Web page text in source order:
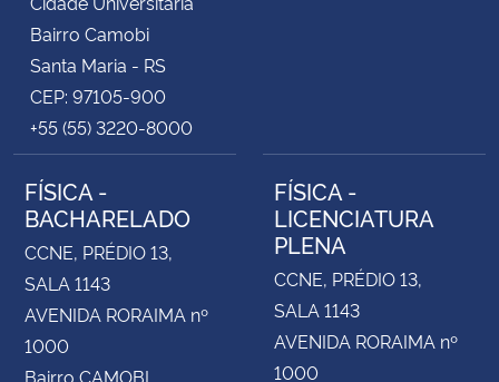
Bairro Camobi
Santa Maria - RS
CEP: 97105-900
+55 (55) 3220-8000
FÍSICA -
BACHARELADO
CCNE, PRÉDIO 13,
SALA 1143
AVENIDA RORAIMA nº
1000
Bairro CAMOBI
FÍSICA -
LICENCIATURA
PLENA
CCNE, PRÉDIO 13,
SALA 1143
AVENIDA RORAIMA nº
1000